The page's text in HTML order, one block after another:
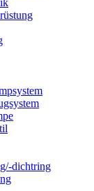
dichtring